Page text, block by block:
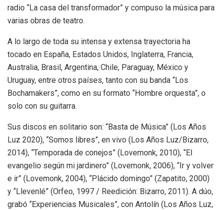
radio “La casa del transformador” y compuso la música para
varias obras de teatro.
A lo largo de toda su intensa y extensa trayectoria ha
tocado en España, Estados Unidos, Inglaterra, Francia,
Australia, Brasil, Argentina, Chile, Paraguay, México y
Uruguay, entre otros países, tanto con su banda “Los
Bochamakers”, como en su formato “Hombre orquesta”, o
solo con su guitarra.
Sus discos en solitario son: “Basta de Música” (Los Años
Luz 2020), “Somos libres”, en vivo (Los Años Luz/Bizarro,
2014), “Temporada de conejos” (Lovemonk, 2010), “El
evangelio según mi jardinero” (Lovemonk, 2006), “Ir y volver
e ir” (Lovemonk, 2004), “Plácido domingo” (Zapatito, 2000)
y “Llevenlé” (Orfeo, 1997 / Reedición: Bizarro, 2011). A dúo,
grabó “Experiencias Musicales”, con Antolín (Los Años Luz,